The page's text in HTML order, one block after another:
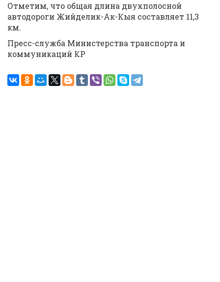
Отметим, что общая длина двухполосной
автодороги Жийделик-Ак-Кыя составляет 11,3
км.
Пресс-служба Министерства транспорта и
коммуникаций КР